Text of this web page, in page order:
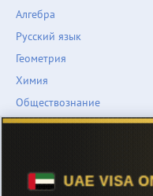
Алгебра
Русский язык
Геометрия
Химия
Обществознание
Английский язык
Информатика